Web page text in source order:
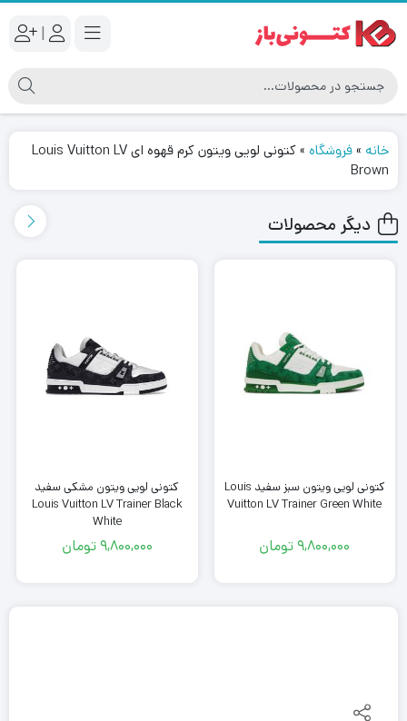
|
خانه »فروشگاه »
کتونی لویی ویتون کرم قهوه ای Louis Vuitton LV
Brown
دیگر محصولات
کتونی لویی ویتون سبز سفید Louis
Vuitton LV Trainer Green White
9,800,000تومان
کتونی لویی ویتون مشکی سفید
Louis Vuitton LV Trainer Black
White
9,800,000تومان